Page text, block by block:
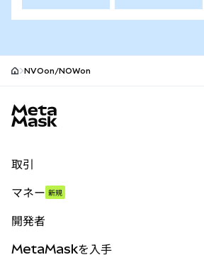
NVOon/NOWon
取引
パーペチュアル
RWA
マネー 新規
開発者
MetaMaskを入手